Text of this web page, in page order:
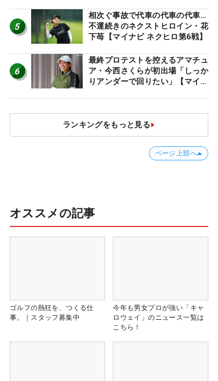
になりたいです」
5
相次ぐ事故で代車の代車の代車…
不運続きのネクストヒロイン・花
下苺【マイナビ ネクヒロ第6戦】
6
最終プロテストを控えるアマチュ
ア・今西さくらが初出場「しっか
りアンダーで回りたい」【マイナ
ランキングをもっと見る
ページ上部へ
オススメの記事
ゴルフの熱狂を、つくる仕
事。｜スタッフ募集中
今年も男女プロが強い「キャ
ロウェイ」のニュース一覧は
こちら！